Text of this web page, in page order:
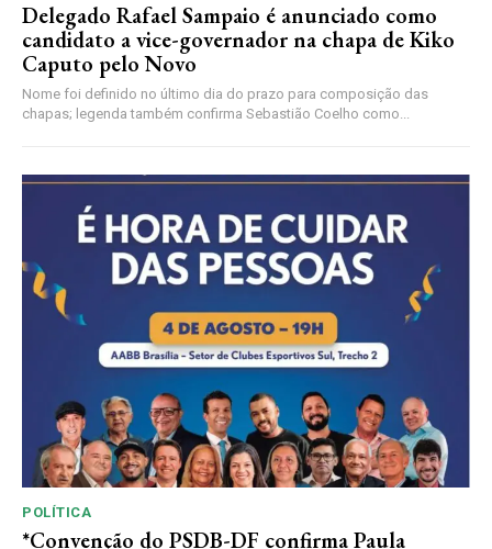
Delegado Rafael Sampaio é anunciado como
candidato a vice-governador na chapa de Kiko
Caputo pelo Novo
Nome foi definido no último dia do prazo para composição das
chapas; legenda também confirma Sebastião Coelho como...
POLÍTICA
*Convenção do PSDB-DF confirma Paula